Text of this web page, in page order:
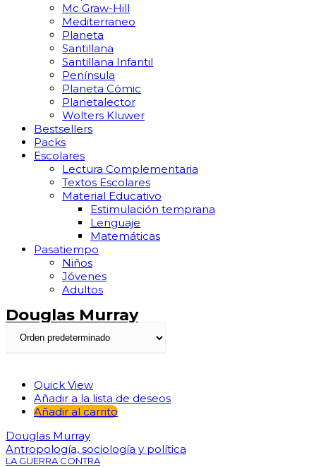
Mc Graw-Hill
Mediterraneo
Planeta
Santillana
Santillana Infantil
Península
Planeta Cómic
Planetalector
Wolters Kluwer
Bestsellers
Packs
Escolares
Lectura Complementaria
Textos Escolares
Material Educativo
Estimulación temprana
Lenguaje
Matemáticas
Pasatiempo
Niños
Jóvenes
Adultos
Douglas Murray
Quick View
Añadir a la lista de deseos
Añadir al carrito
Douglas Murray
Antropología, sociología y política
LA GUERRA CONTRA